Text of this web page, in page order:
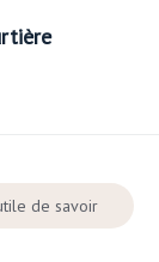
de savoir